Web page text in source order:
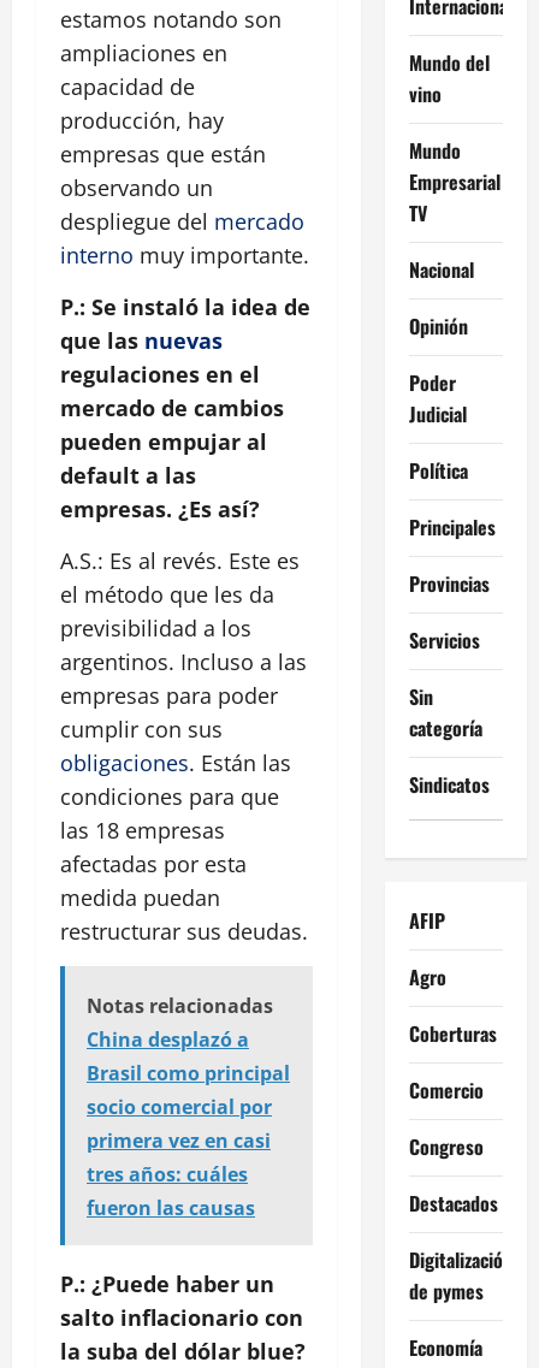
estamos notando son
ampliaciones en
capacidad de
producción, hay
empresas que están
observando un
despliegue del mercado
interno muy importante.
P.: Se instaló la idea de
que las nuevas
regulaciones en el
mercado de cambios
pueden empujar al
default a las
empresas. ¿Es así?
A.S.: Es al revés. Este es
el método que les da
previsibilidad a los
argentinos. Incluso a las
empresas para poder
cumplir con sus
obligaciones. Están las
condiciones para que
las 18 empresas
afectadas por esta
medida puedan
restructurar sus deudas.
Notas relacionadas
China desplazó a
Brasil como principal
socio comercial por
primera vez en casi
tres años: cuáles
fueron las causas
P.: ¿Puede haber un
salto inflacionario con
la suba del dólar blue?
Mundo del
vino
Mundo
Empresarial
TV
Nacional
Opinión
Poder
Judicial
Política
Principales
Provincias
Servicios
Sin
categoría
Sindicatos
AFIP
Agro
Coberturas
Comercio
Congreso
Destacados
Digitalización
de pymes
Economía